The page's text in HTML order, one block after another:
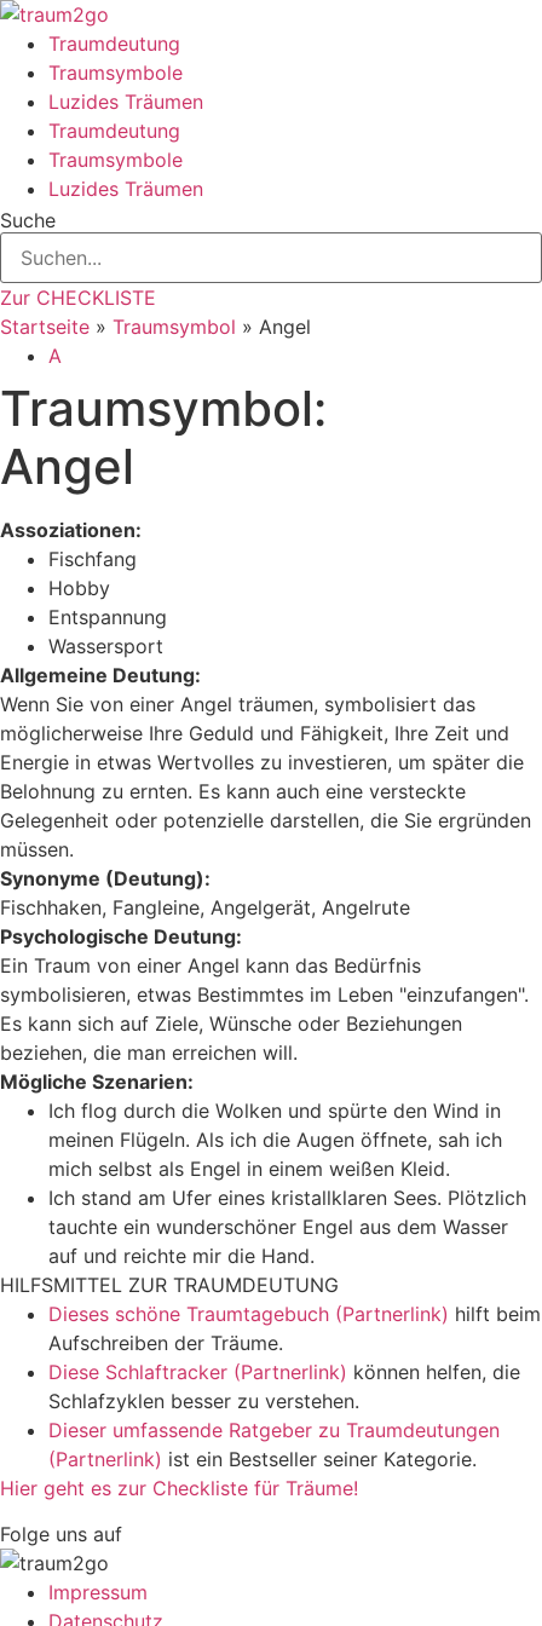
Zum
Inhalt
springen
Traumdeutung
Traumsymbole
Luzides Träumen
Traumdeutung
Traumsymbole
Luzides Träumen
Suche
Zur CHECKLISTE
Startseite » Traumsymbol » Angel
A
Traumsymbol:
Angel
Assoziationen:
Fischfang
Hobby
Entspannung
Wassersport
Allgemeine Deutung:
Wenn Sie von einer Angel träumen, symbolisiert das
möglicherweise Ihre Geduld und Fähigkeit, Ihre Zeit und
Energie in etwas Wertvolles zu investieren, um später die
Belohnung zu ernten. Es kann auch eine versteckte
Gelegenheit oder potenzielle darstellen, die Sie ergründen
müssen.
Synonyme (Deutung):
Fischhaken, Fangleine, Angelgerät, Angelrute
Psychologische Deutung:
Ein Traum von einer Angel kann das Bedürfnis
symbolisieren, etwas Bestimmtes im Leben "einzufangen".
Es kann sich auf Ziele, Wünsche oder Beziehungen
beziehen, die man erreichen will.
Mögliche Szenarien:
Ich flog durch die Wolken und spürte den Wind in
meinen Flügeln. Als ich die Augen öffnete, sah ich
mich selbst als Engel in einem weißen Kleid.
Ich stand am Ufer eines kristallklaren Sees. Plötzlich
tauchte ein wunderschöner Engel aus dem Wasser
auf und reichte mir die Hand.
HILFSMITTEL ZUR TRAUMDEUTUNG
Dieses schöne Traumtagebuch (Partnerlink) hilft beim
Aufschreiben der Träume.
Diese Schlaftracker (Partnerlink) können helfen, die
Schlafzyklen besser zu verstehen.
Dieser umfassende Ratgeber zu Traumdeutungen
(Partnerlink) ist ein Bestseller seiner Kategorie.
Hier geht es zur Checkliste für Träume!
Folge uns auf
Impressum